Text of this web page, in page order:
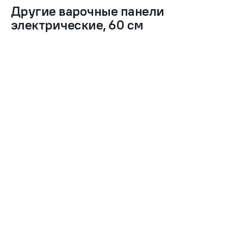
Другие варочные панели
электрические, 60 см